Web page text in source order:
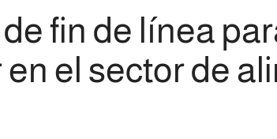
fin de línea
el sector de